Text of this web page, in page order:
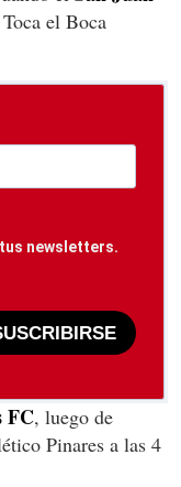
el Boca
newsletters.
FC, luego de
Pinares a las 4